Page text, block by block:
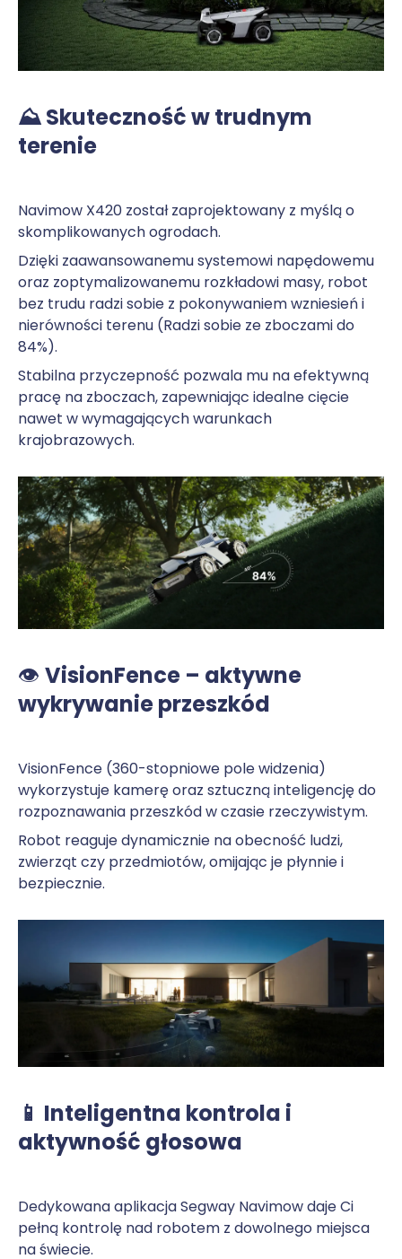
⛰️ Skuteczność w trudnym
terenie
Navimow X420 został zaprojektowany z myślą o
skomplikowanych ogrodach.
Dzięki zaawansowanemu systemowi napędowemu
oraz zoptymalizowanemu rozkładowi masy, robot
bez trudu radzi sobie z pokonywaniem wzniesień i
nierówności terenu (Radzi sobie ze zboczami do
84%).
Stabilna przyczepność pozwala mu na efektywną
pracę na zboczach, zapewniając idealne cięcie
nawet w wymagających warunkach
krajobrazowych.
👁️ VisionFence – aktywne
wykrywanie przeszkód
VisionFence (360-stopniowe pole widzenia)
wykorzystuje kamerę oraz sztuczną inteligencję do
rozpoznawania przeszkód w czasie rzeczywistym.
Robot reaguje dynamicznie na obecność ludzi,
zwierząt czy przedmiotów, omijając je płynnie i
bezpiecznie.
📱 Inteligentna kontrola i
aktywność głosowa
Dedykowana aplikacja Segway Navimow daje Ci
pełną kontrolę nad robotem z dowolnego miejsca
na świecie.